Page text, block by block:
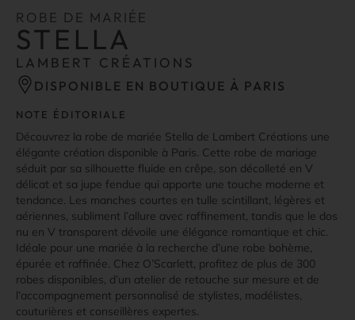
ROBE DE MARIÉE
STELLA
LAMBERT CRÉATIONS
DISPONIBLE EN BOUTIQUE À PARIS
NOTE ÉDITORIALE
Découvrez la robe de mariée Stella de Lambert Créations une
élégante création disponible à Paris. Cette robe de mariage
séduit par sa silhouette fluide en crêpe, son décolleté en V
délicat et sa jupe fendue qui apporte une touche moderne et
tendance. Les manches courtes en tulle scintillant, légères et
aériennes, subliment l’allure avec raffinement, tandis que le dos
nu en V transparent dévoile une élégance romantique et chic.
Idéale pour une mariée à la recherche d’une robe bohème,
épurée et raffinée. Chez O’Scarlett, profitez de plus de 300
robes disponibles, d’un atelier de retouche sur mesure et de
l’accompagnement personnalisé de stylistes, modélistes,
couturières et conseillères expertes.